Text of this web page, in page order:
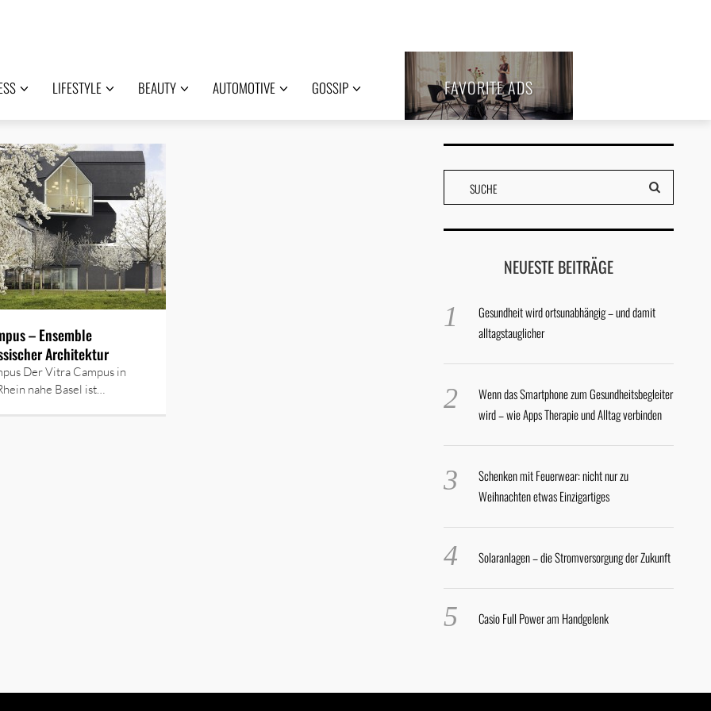
LIFESTYLE BEAUTY AUTOMOTIVE GOSSIP FAVORITE ADS
– Ensemble
Architektur
Der Vitra Campus in
nahe Basel ist…
NEUESTE BEITRÄGE
Gesundheit wird ortsunabhängig – und damit
alltagstauglicher
Wenn das Smartphone zum Gesundheitsbegleiter
wird – wie Apps Therapie und Alltag verbinden
Schenken mit Feuerwear: nicht nur zu
Weihnachten etwas Einzigartiges
Solaranlagen – die Stromversorgung der Zukunft
Casio Full Power am Handgelenk